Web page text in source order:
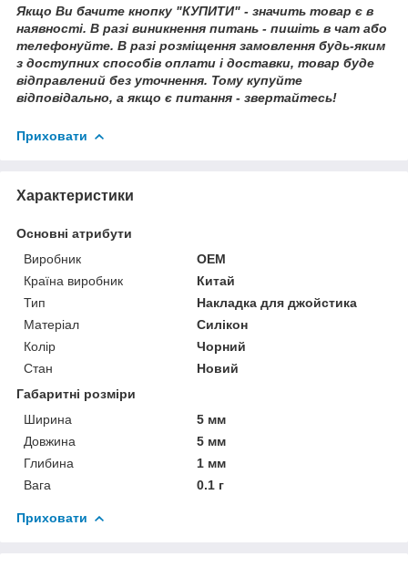
Якщо Ви бачите кнопку "КУПИТИ" - значить товар є в
наявності. В разі виникнення питань - пишіть в чат або
телефонуйте. В разі розміщення замовлення будь-яким
з доступних способів оплати і доставки, товар буде
відправлений без уточнення. Тому купуйте
відповідально, а якщо є питання - звертайтесь!
Приховати
Характеристики
Основні атрибути
Виробник
OEM
Країна виробник
Китай
Тип
Накладка для джойстика
Матеріал
Силікон
Колір
Чорний
Стан
Новий
Габаритні розміри
Ширина
5 мм
Довжина
5 мм
Глибина
1 мм
Вага
0.1 г
Приховати